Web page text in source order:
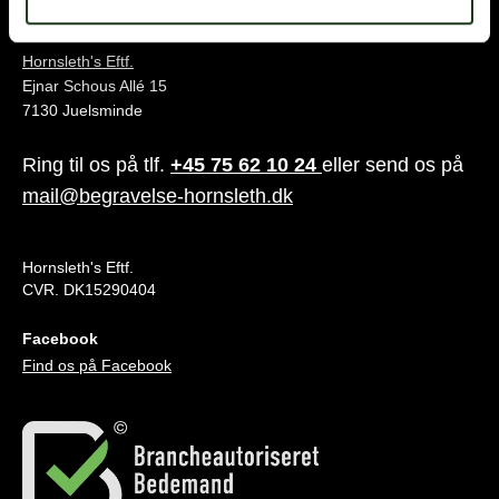
Hornsleth's Eftf.
Ejnar Schous Allé 15
7130 Juelsminde
Ring til os på tlf. +45 75 62 10 24 eller send os på
mail@begravelse-hornsleth.dk
Hornsleth's Eftf.
CVR. DK15290404
Facebook
Find os på Facebook